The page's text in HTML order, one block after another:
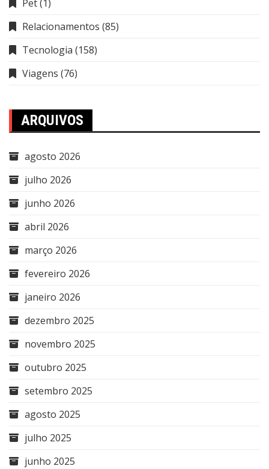
Pet(1)
Relacionamentos (85)
Tecnologia (158)
Viagens (76)
ARQUIVOS
agosto 2026
julho 2026
junho 2026
abril 2026
março 2026
fevereiro 2026
janeiro 2026
dezembro 2025
novembro 2025
outubro 2025
setembro 2025
agosto 2025
julho 2025
junho 2025